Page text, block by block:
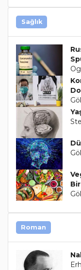
Sağlık
Roman